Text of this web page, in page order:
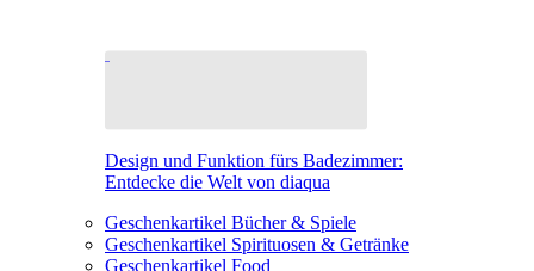
Design und Funktion fürs Badezimmer:
Entdecke die Welt von diaqua
Geschenkartikel Bücher & Spiele
Geschenkartikel Spirituosen & Getränke
Geschenkartikel Food